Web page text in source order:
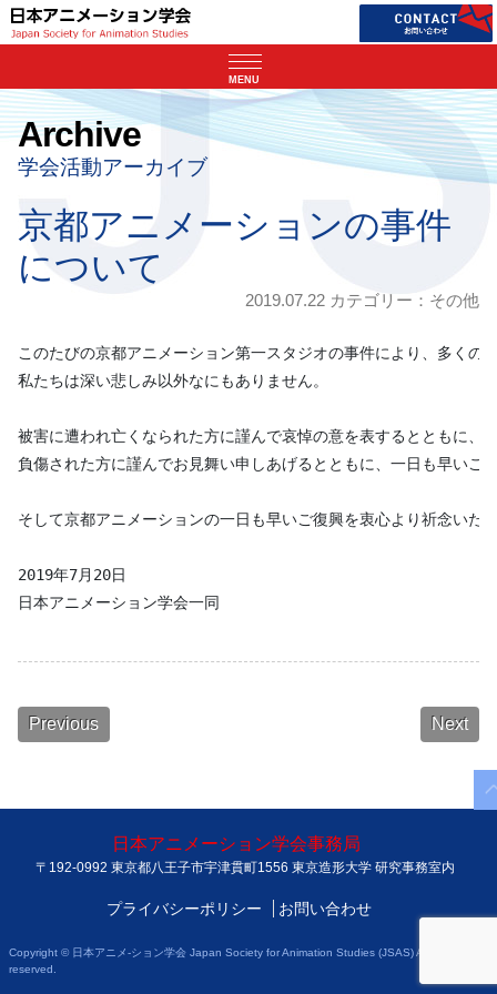
MENU
Archive
学会活動アーカイブ
京都アニメーションの事件
について
2019.07.22 カテゴリー： その他
このたびの京都アニメーション第一スタジオの事件により、多くの
私たちは深い悲しみ以外なにもありません。
被害に遭われ亡くなられた方に謹んで哀悼の意を表するとともに、
負傷された方に謹んでお見舞い申しあげるとともに、一日も早いご
そして京都アニメーションの一日も早いご復興を衷心より祈念いた
2019年7月20日
Previous Next
日本アニメーション学会事務局
〒192-0992 東京都八王子市宇津貫町1556 東京造形大学 研究事務室内
プライバシーポリシー お問い合わせ
Copyright © 日本アニメ-ション学会 Japan Society for Animation Studies (JSAS) All rights
reserved.